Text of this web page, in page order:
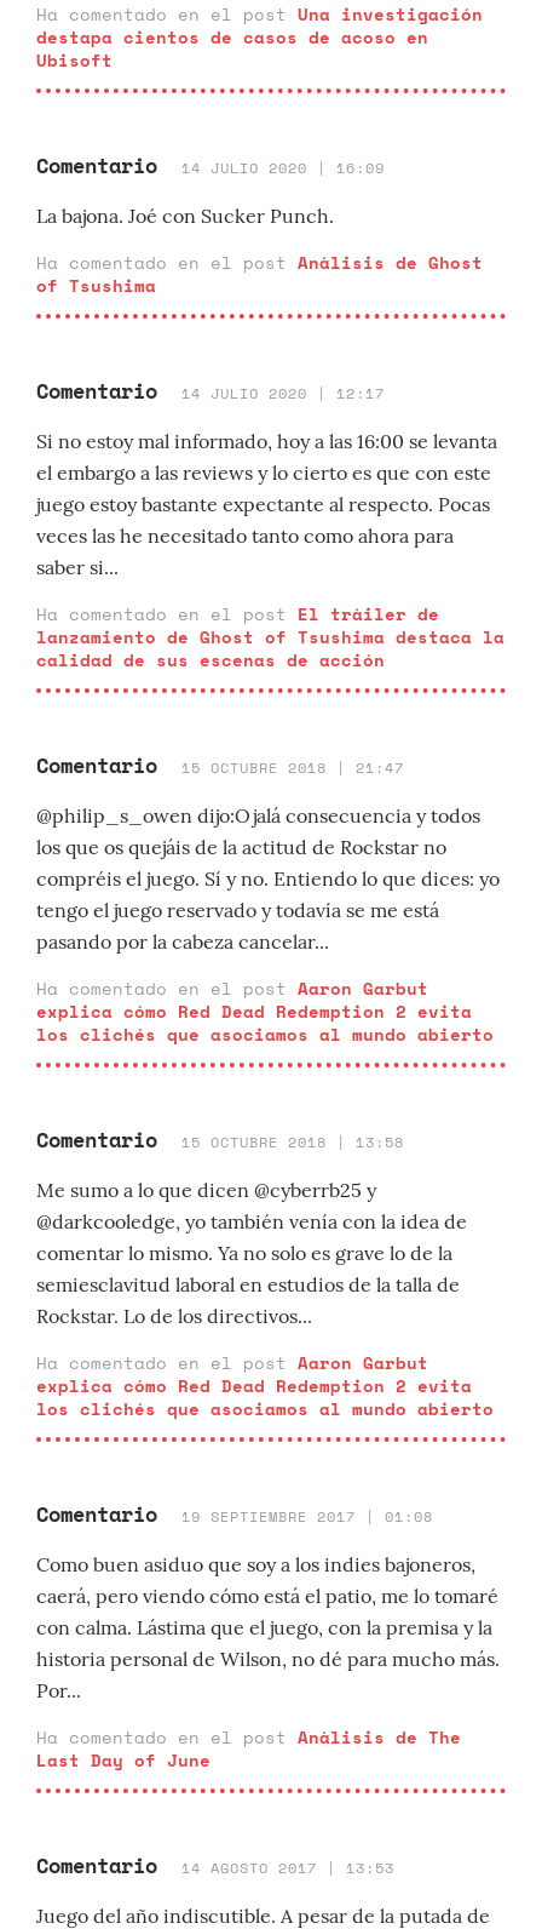
Ha comentado en el post Una investigación
destapa cientos de casos de acoso en
Ubisoft
Comentario 14 JULIO 2020 | 16:09
La bajona. Joé con Sucker Punch.
Ha comentado en el post Análisis de Ghost
of Tsushima
Comentario 14 JULIO 2020 | 12:17
Si no estoy mal informado, hoy a las 16:00 se levanta
el embargo a las reviews y lo cierto es que con este
juego estoy bastante expectante al respecto. Pocas
veces las he necesitado tanto como ahora para
saber si...
Ha comentado en el post El tráiler de
lanzamiento de Ghost of Tsushima destaca la
calidad de sus escenas de acción
Comentario 15 OCTUBRE 2018 | 21:47
@philip_s_owen dijo:Ojalá consecuencia y todos
los que os quejáis de la actitud de Rockstar no
compréis el juego. Sí y no. Entiendo lo que dices: yo
tengo el juego reservado y todavía se me está
pasando por la cabeza cancelar...
Ha comentado en el post Aaron Garbut
explica cómo Red Dead Redemption 2 evita
los clichés que asociamos al mundo abierto
Comentario 15 OCTUBRE 2018 | 13:58
Me sumo a lo que dicen @cyberrb25 y
@darkcooledge, yo también venía con la idea de
comentar lo mismo. Ya no solo es grave lo de la
semiesclavitud laboral en estudios de la talla de
Rockstar. Lo de los directivos...
Ha comentado en el post Aaron Garbut
explica cómo Red Dead Redemption 2 evita
los clichés que asociamos al mundo abierto
Comentario 19 SEPTIEMBRE 2017 | 01:08
Como buen asiduo que soy a los indies bajoneros,
caerá, pero viendo cómo está el patio, me lo tomaré
con calma. Lástima que el juego, con la premisa y la
historia personal de Wilson, no dé para mucho más.
Por...
Ha comentado en el post Análisis de The
Last Day of June
Comentario 14 AGOSTO 2017 | 13:53
Juego del año indiscutible. A pesar de la putada de